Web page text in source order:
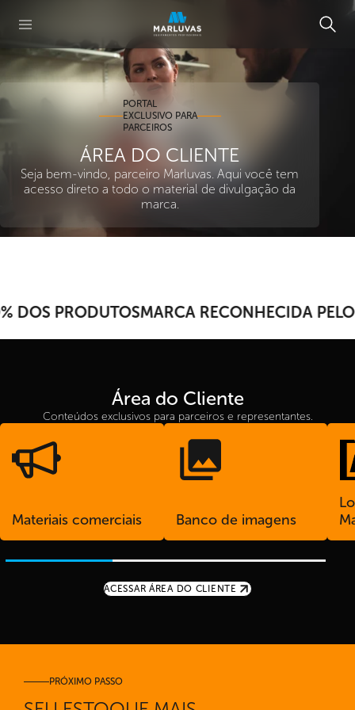
PORTAL
EXCLUSIVO PARA
PARCEIROS
ÁREA DO CLIENTE
Seja bem-vindo, parceiro Marluvas. Aqui você tem
acesso direto a todo o material de divulgação da
marca.
DOS PRODUTOSMARCA RECONHECIDA
Área do Cliente
Conteúdos exclusivos para parceiros e representantes.
Materiais comerciais Banco de imagens
ACESSAR ÁREA DO CLIENTE
PRÓXIMO PASSO